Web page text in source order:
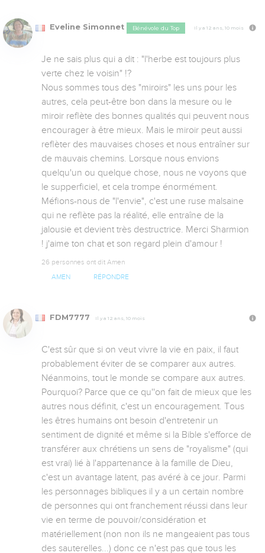
Eveline Simonnet Bénévole du Top Il y a 12 ans, 10 mois
Je ne sais plus qui a dit : "l'herbe est toujours plus
verte chez le voisin" !?
Nous sommes tous des "miroirs" les uns pour les
autres, cela peut-être bon dans la mesure ou le
miroir reflète des bonnes qualités qui peuvent nous
encourager à être mieux. Mais le miroir peut aussi
reflèter des mauvaises choses et nous entraîner sur
de mauvais chemins. Lorsque nous envions
quelqu'un ou quelque chose, nous ne voyons que
le supperficiel, et cela trompe énormément.
Méfions-nous de "l'envie", c'est une ruse malsaine
qui ne reflète pas la réalité, elle entraîne de la
jalousie et devient très destructrice. Merci Sharmion
! j'aime ton chat et son regard plein d'amour !
26 personnes ont dit Amen
AMEN RÉPONDRE
FDM7777 Il y a 12 ans, 10 mois
C'est sûr que si on veut vivre la vie en paix, il faut
probablement éviter de se comparer aux autres.
Néanmoins, tout le monde se compare aux autres.
Pourquoi? Parce que ce qu''on fait de mieux que les
autres nous définit, c'est un encouragement. Tous
les êtres humains ont besoin d'entretenir un
sentiment de dignité et même si la Bible s'efforce de
transférer aux chrétiens un sens de "royalisme" (qui
est vrai) lié à l'appartenance à la famille de Dieu,
c'est un avantage latent, pas avéré à ce jour. Parmi
les personnages bibliques il y a un certain nombre
de personnes qui ont franchement réussi dans leur
vie en terme de pouvoir/considération et
matériellement (non non ils ne mangeaient pas tous
des sauterelles...) donc ce n'est pas que tous les